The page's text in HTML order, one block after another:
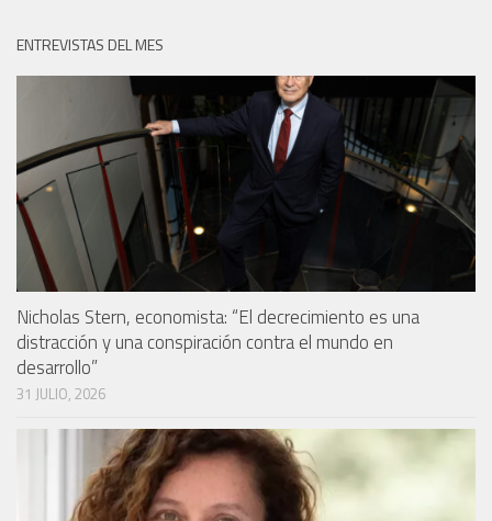
ENTREVISTAS DEL MES
Nicholas Stern, economista: “El decrecimiento es una
distracción y una conspiración contra el mundo en
desarrollo”
31 JULIO, 2026